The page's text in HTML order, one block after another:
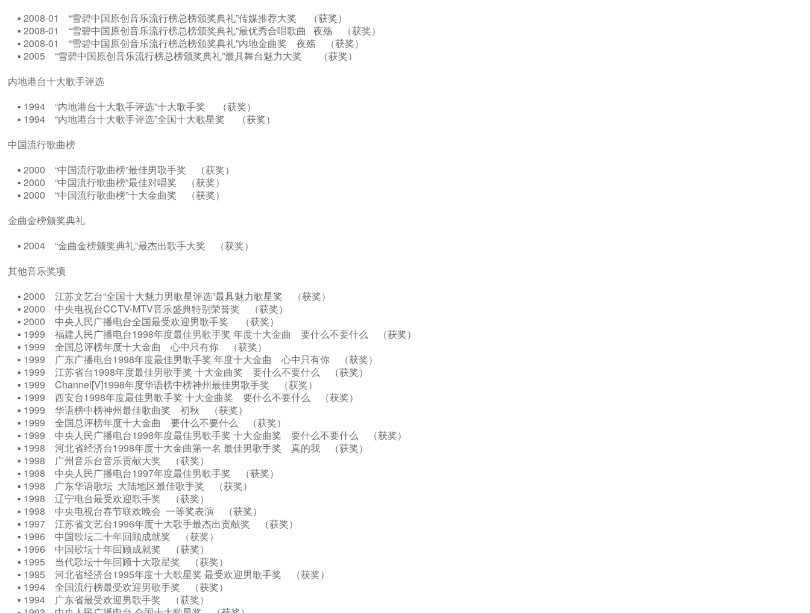
▪ 2008-01 “雪碧中国原创音乐流行榜总榜颁奖典礼”传媒推荐大奖 （获奖）
▪ 2008-01 “雪碧中国原创音乐流行榜总榜颁奖典礼”最优秀合唱歌曲 夜殇 （获奖）
▪ 2008-01 “雪碧中国原创音乐流行榜总榜颁奖典礼”内地金曲奖 夜殇 （获奖）
▪ 2005 “雪碧中国原创音乐流行榜总榜颁奖典礼”最具舞台魅力大奖 （获奖）
内地港台十大歌手评选
▪ 1994 “内地港台十大歌手评选”十大歌手奖 （获奖）
▪ 1994 “内地港台十大歌手评选”全国十大歌星奖 （获奖）
中国流行歌曲榜
▪ 2000 “中国流行歌曲榜”最佳男歌手奖 （获奖）
▪ 2000 “中国流行歌曲榜”最佳对唱奖 （获奖）
▪ 2000 “中国流行歌曲榜”十大金曲奖 （获奖）
金曲金榜颁奖典礼
▪ 2004 “金曲金榜颁奖典礼”最杰出歌手大奖 （获奖）
其他音乐奖项
▪ 2000 江苏文艺台“全国十大魅力男歌星评选”最具魅力歌星奖 （获奖）
▪ 2000 中央电视台CCTV-MTV音乐盛典特别荣誉奖 （获奖）
▪ 2000 中央人民广播电台全国最受欢迎男歌手奖 （获奖）
▪ 1999 福建人民广播电台1998年度最佳男歌手奖 年度十大金曲 要什么不要什么 （获奖）
▪ 1999 全国总评榜年度十大金曲 心中只有你 （获奖）
▪ 1999 广东广播电台1998年度最佳男歌手奖 年度十大金曲 心中只有你 （获奖）
▪ 1999 江苏省台1998年度最佳男歌手奖 十大金曲奖 要什么不要什么 （获奖）
▪ 1999 Channel[V]1998年度华语榜中榜神州最佳男歌手奖 （获奖）
▪ 1999 西安台1998年度最佳男歌手奖 十大金曲奖 要什么不要什么 （获奖）
▪ 1999 华语榜中榜神州最佳歌曲奖 初秋 （获奖）
▪ 1999 全国总评榜年度十大金曲 要什么不要什么 （获奖）
▪ 1999 中央人民广播电台1998年度最佳男歌手奖 十大金曲奖 要什么不要什么 （获奖）
▪ 1998 河北省经济台1998年度十大金曲第一名 最佳男歌手奖 真的我 （获奖）
▪ 1998 广州音乐台音乐贡献大奖 （获奖）
▪ 1998 中央人民广播电台1997年度最佳男歌手奖 （获奖）
▪ 1998 广东华语歌坛 大陆地区最佳歌手奖 （获奖）
▪ 1998 辽宁电台最受欢迎歌手奖 （获奖）
▪ 1998 中央电视台春节联欢晚会 一等奖表演 （获奖）
▪ 1997 江苏省文艺台1996年度十大歌手最杰出贡献奖 （获奖）
▪ 1996 中国歌坛二十年回顾成就奖 （获奖）
▪ 1996 中国歌坛十年回顾成就奖 （获奖）
▪ 1995 当代歌坛十年回顾十大歌星奖 （获奖）
▪ 1995 河北省经济台1995年度十大歌星奖 最受欢迎男歌手奖 （获奖）
▪ 1994 全国流行榜最受欢迎男歌手奖 （获奖）
▪ 1994 广东省最受欢迎男歌手奖 （获奖）